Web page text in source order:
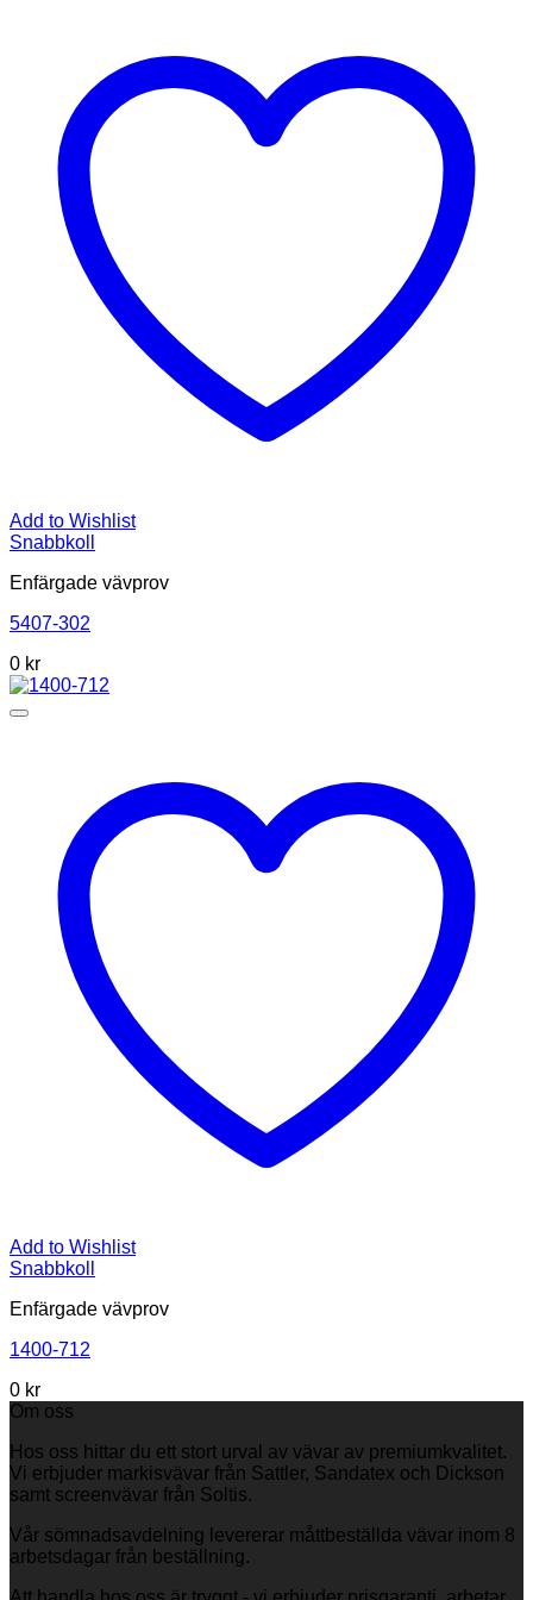
Add to Wishlist
Snabbkoll
Enfärgade vävprov
5407-302
0 kr
Add to Wishlist
Snabbkoll
Enfärgade vävprov
1400-712
0 kr
Om oss
Hos oss hittar du ett stort urval av vävar av premiumkvalitet.
Vi erbjuder markisvävar från Sattler, Sandatex och Dickson
samt screenvävar från Soltis.
Vår sömnadsavdelning levererar måttbeställda vävar inom 8
arbetsdagar från beställning.